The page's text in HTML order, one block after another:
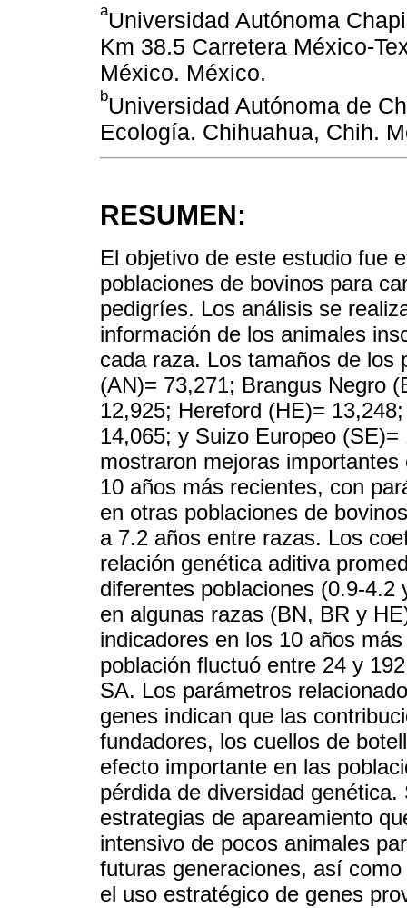
aUniversidad Autónoma
Km 38.5 Carretera México-
México. México.
bUniversidad Autónoma de
Ecología. Chihuahua, Chih.
RESUMEN:
El objetivo de este estudio fue
poblaciones de bovinos para
pedigríes. Los análisis se
información de los animales
cada raza. Los tamaños de los
(AN)= 73,271; Brangus Negro
12,925; Hereford (HE)=
14,065; y Suizo Europeo
mostraron mejoras
10 años más recientes, con
en otras poblaciones de
a 7.2 años entre razas. Los
relación genética aditiva
diferentes poblaciones (0.9-
en algunas razas (BN, BR y
indicadores en los 10 años
población fluctuó entre 24 y
SA. Los parámetros
genes indican que las
fundadores, los cuellos de
efecto importante en las
pérdida de diversidad
estrategias de apareamiento
intensivo de pocos animales
futuras generaciones, así
el uso estratégico de genes